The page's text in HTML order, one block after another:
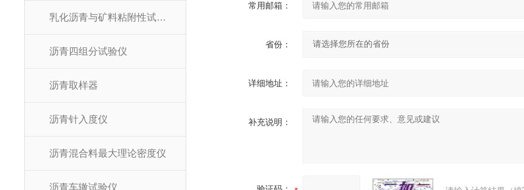
乳化沥青与矿料粘附性试验器
沥青四组分试验仪
沥青取样器
沥青针入度仪
沥青混合料最大理论密度仪
沥青车辙试验仪
常用邮箱：
省份：
详细地址：
补充说明：